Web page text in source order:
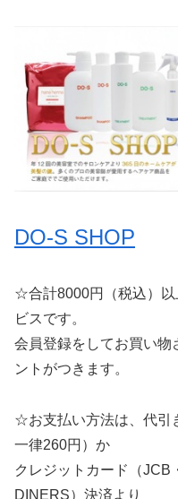
DO-S SHOP
☆合計8000円（税込）以
ビスです。
会員登録をしてお買い物
ントがつきます。
☆お支払い方法は、代引
一律260円）か
クレジットカード（JCB
DINERS）決済より